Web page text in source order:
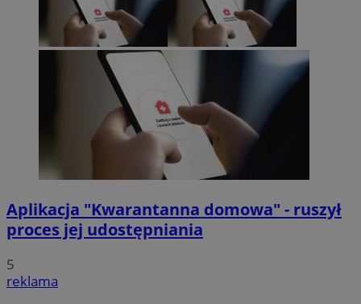
Aplikacja "Kwarantanna domowa" - ruszył
proces jej udostępniania
5
reklama